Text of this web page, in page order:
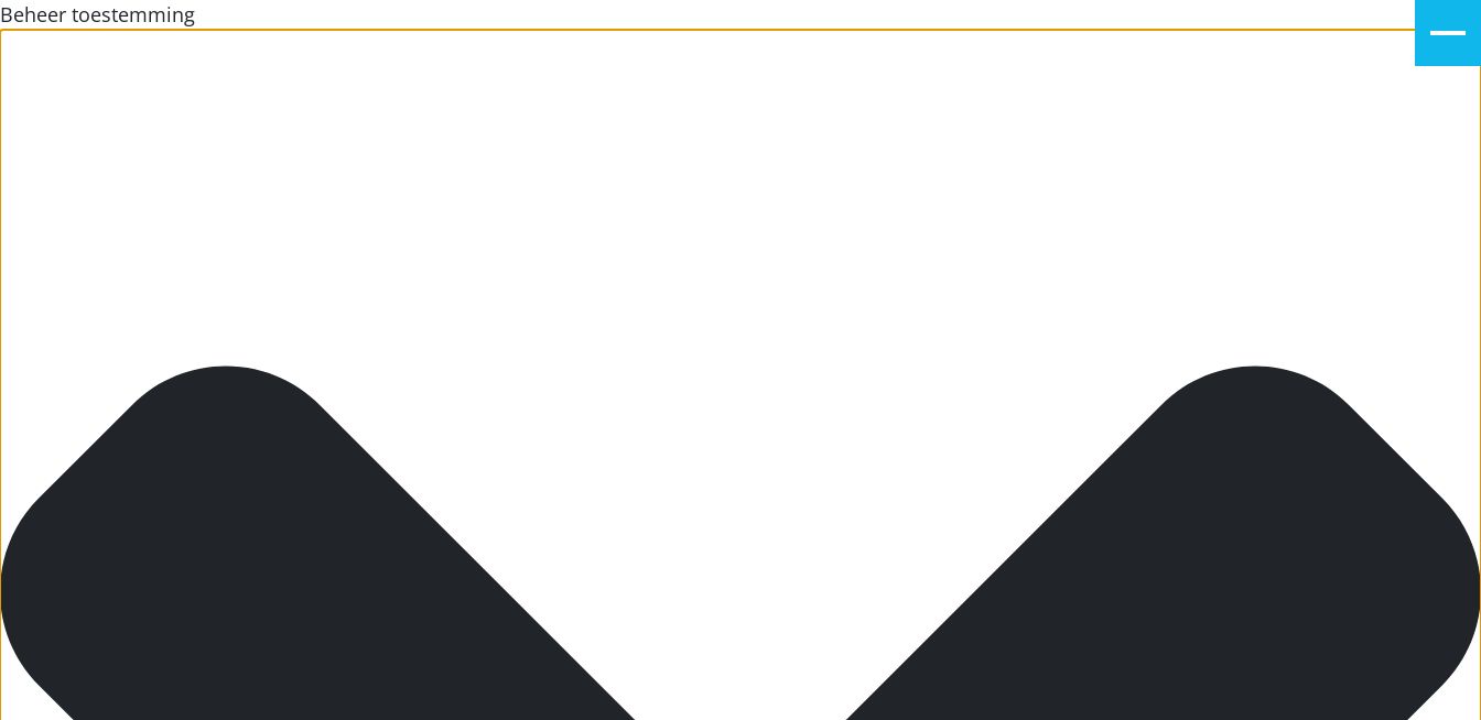
Beheer toestemming